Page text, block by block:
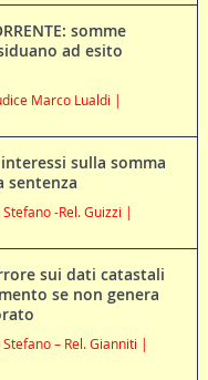
somme
ad esito
Marco Lualdi |
interessi sulla somma
sentenza
-Rel. Guizzi |
sui dati catastali
se non genera
– Rel. Gianniti |